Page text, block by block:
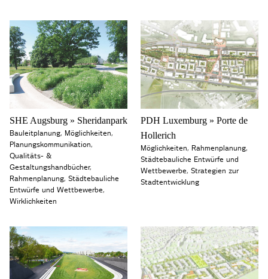
SHE Augsburg » Sheridanpark
Bauleitplanung, Möglichkeiten,
Planungskommunikation,
Qualitäts- &
Gestaltungshandbücher,
Rahmenplanung, Städtebauliche
Entwürfe und Wettbewerbe,
Wirklichkeiten
PDH Luxemburg » Porte de
Hollerich
Möglichkeiten, Rahmenplanung,
Städtebauliche Entwürfe und
Wettbewerbe, Strategien zur
Stadtentwicklung